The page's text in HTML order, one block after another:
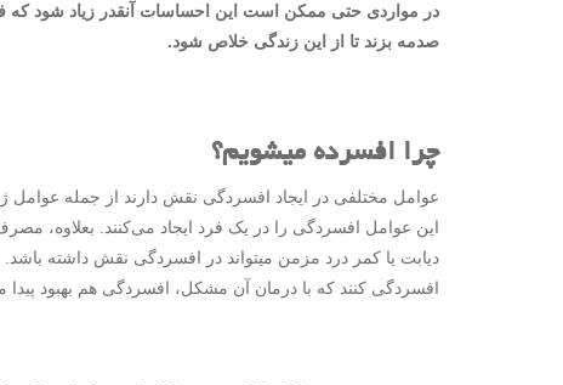
در مواردی حتی ممکن است این احساسات آنقدر زیاد شود که
صدمه بزند تا از این زندگی خلاص شود.
چرا افسرده میشویم؟
عوامل مختلفی در ایجاد افسردگی نقش دارند از جمله
این عوامل افسردگی را در یک فرد ایجاد می‌کنند. بعلاوه،
دیابت یا کمر درد مزمن میتواند در افسردگی نقش داشته
افسردگی کنند که با درمان آن مشکل، افسردگی هم بهبود پیدا